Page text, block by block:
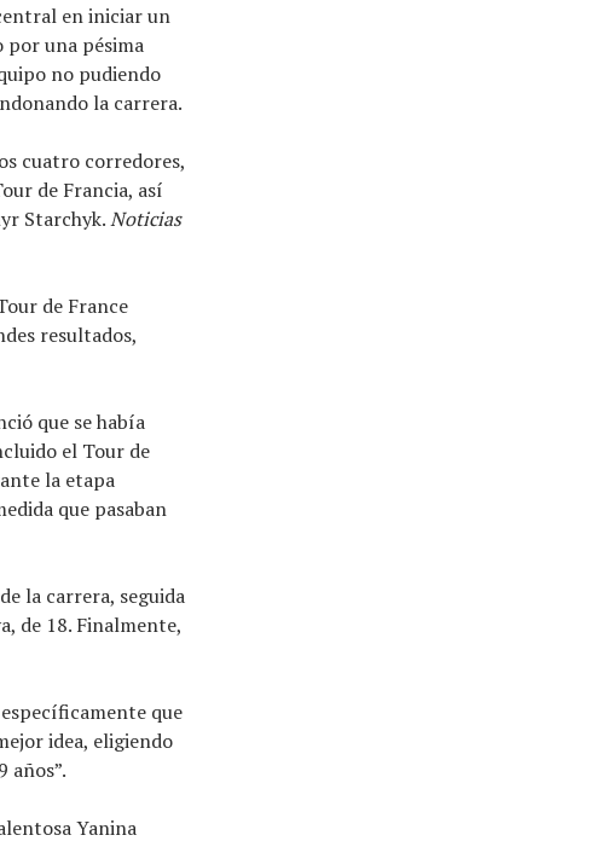
en iniciar un
por una pésima
no pudiendo
la carrera.
cuatro corredores,
de Francia, así
Starchyk.Noticias
de France
resultados,
que se había
el Tour de
la etapa
que pasaban
la carrera, seguida
de 18. Finalmente,
que
idea, eligiendo
años”.
Yanina